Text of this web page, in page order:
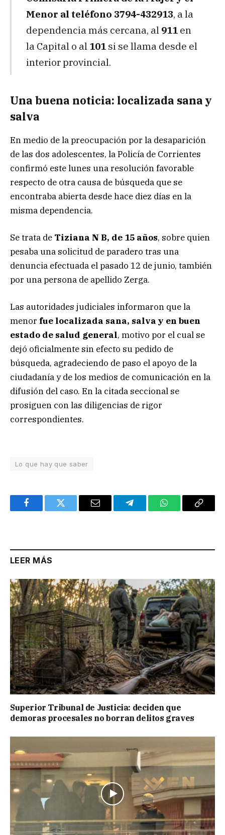
Menor al teléfono 3794-432913, a la
dependencia más cercana, al 911en
la Capital o al 101si se llama desde el
interior provincial.
Una buena noticia: localizada sana y
salva
En medio de la preocupación por la desaparición
de las dos adolescentes, la Policía de Corrientes
confirmó este lunes una resolución favorable
respecto de otra causa de búsqueda que se
encontraba abierta desde hace diez días en la
misma dependencia.
Se trata de Tiziana N B, de 15 años, sobre quien
pesaba una solicitud de paradero tras una
denuncia efectuada el pasado 12 de junio, también
por una persona de apellido Zerga.
Las autoridades judiciales informaron que la
menor fue localizada sana, salva y en buen
estado de salud general, motivo por el cual se
dejó oficialmente sin efecto su pedido de
búsqueda, agradeciendo de paso el apoyo de la
ciudadanía y de los medios de comunicación en la
difusión del caso. En la citada seccional se
prosiguen con las diligencias de rigor
correspondientes.
Lo que hay que saber
FacebookTwitter Email TelegramWhatsAppCopy
LEER MÁS
Superior Tribunal de Justicia: deciden que
demoras procesales no borran delitos graves